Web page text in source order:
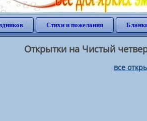
Стихи и пожелания
Открытки на Чистый
все